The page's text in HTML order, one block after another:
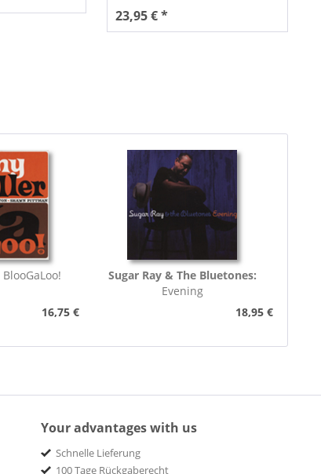
23,95 € *
BlooGaLoo!
16,75 €
Sugar Ray & The Bluetones:
Evening
18,95 €
Your advantages with us
Schnelle Lieferung
100 Tage Rückgaberecht